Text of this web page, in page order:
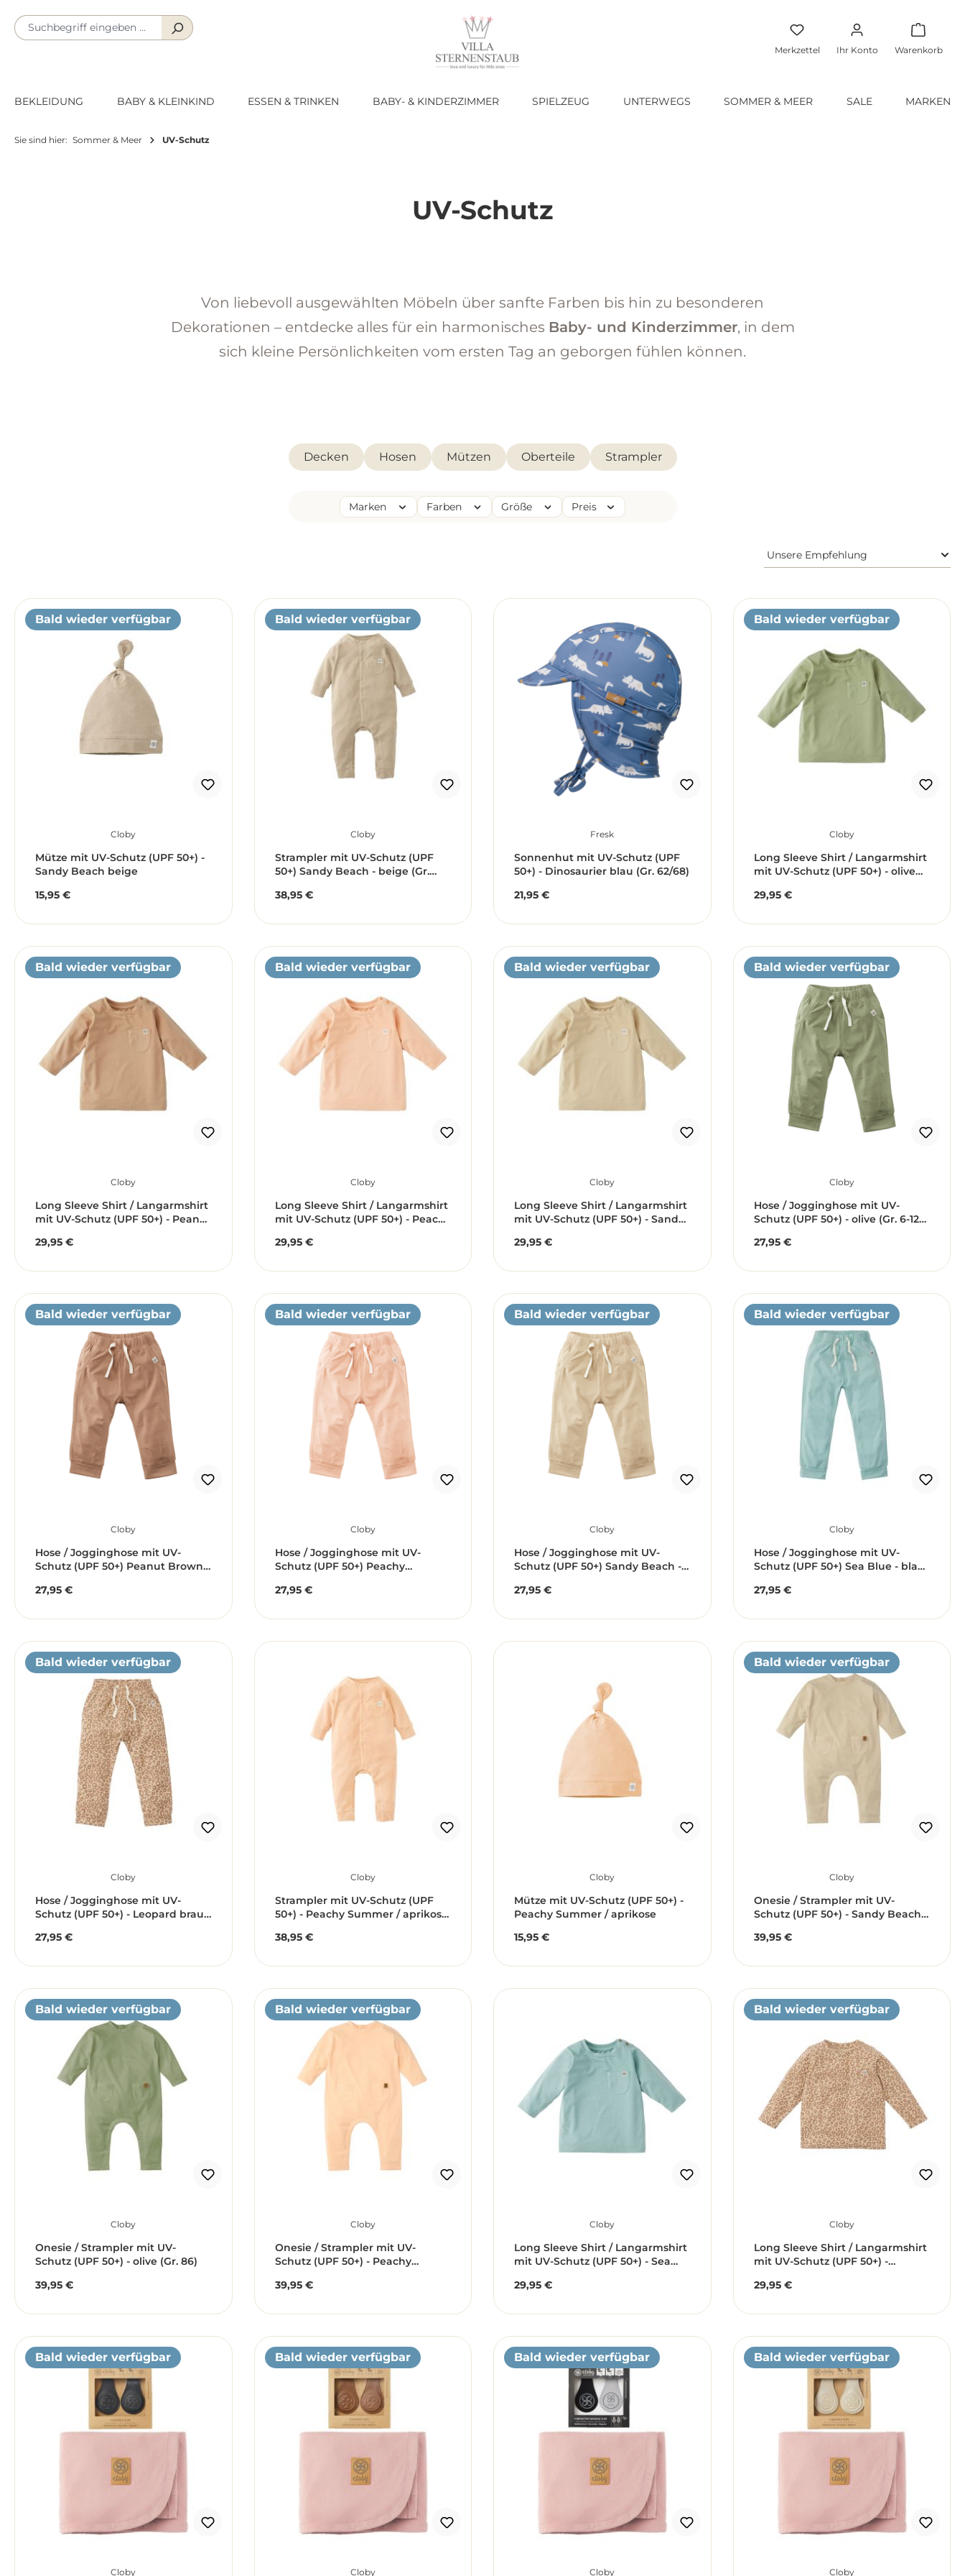
Hauptinhalt springen
Zur Suche springen
Zur Hauptnavigation springen
Merkzettel Ihr Konto Warenkorb
BEKLEIDUNG BABY & KLEINKIND ESSEN & TRINKEN BABY- & KINDERZIMMER SPIELZEUG UNTERWEGS SOMMER & MEER SALE MARKEN
Sie sind hier: Sommer & Meer UV-Schutz
UV-Schutz
Von liebevoll ausgewählten Möbeln über sanfte Farben bis hin zu besonderen
Dekorationen – entdecke alles für ein harmonisches Baby- und Kinderzimmer, in dem
sich kleine Persönlichkeiten vom ersten Tag an geborgen fühlen können.
Decken Hosen Mützen Oberteile Strampler
Marken Farben Größe Preis
Bald wieder verfügbar
Cloby
Mütze mit UV-Schutz (UPF 50+) -
Sandy Beach beige
Regulärer Preis:
15,95 €
Bald wieder verfügbar
Cloby
Strampler mit UV-Schutz (UPF
50+) Sandy Beach - beige (Gr.
Regulärer Preis:
38,95 €
Fresk
Sonnenhut mit UV-Schutz (UPF
50+) - Dinosaurier blau (Gr. 62/68)
Regulärer Preis:
21,95 €
Bald wieder verfügbar
Cloby
Long Sleeve Shirt / Langarmshirt
mit UV-Schutz (UPF 50+) - olive
Regulärer Preis:
29,95 €
Bald wieder verfügbar
Cloby
Long Sleeve Shirt / Langarmshirt
mit UV-Schutz (UPF 50+) - Peanut
Regulärer Preis:
29,95 €
Bald wieder verfügbar
Cloby
Long Sleeve Shirt / Langarmshirt
mit UV-Schutz (UPF 50+) - Peachy
Monate)
Regulärer Preis:
29,95 €
Bald wieder verfügbar
Cloby
Long Sleeve Shirt / Langarmshirt
mit UV-Schutz (UPF 50+) - Sandy
Regulärer Preis:
29,95 €
Bald wieder verfügbar
Cloby
Hose / Jogginghose mit UV-
Schutz (UPF 50+) - olive (Gr. 6-12
Regulärer Preis:
27,95 €
Bald wieder verfügbar
Cloby
Hose / Jogginghose mit UV-
Schutz (UPF 50+) Peanut Brown -
Regulärer Preis:
27,95 €
Bald wieder verfügbar
Cloby
Hose / Jogginghose mit UV-
Schutz (UPF 50+) Peachy
Monate)
Regulärer Preis:
27,95 €
Bald wieder verfügbar
Cloby
Hose / Jogginghose mit UV-
Schutz (UPF 50+) Sandy Beach -
Regulärer Preis:
27,95 €
Bald wieder verfügbar
Cloby
Hose / Jogginghose mit UV-
Schutz (UPF 50+) Sea Blue - blau
Regulärer Preis:
27,95 €
Bald wieder verfügbar
Cloby
Hose / Jogginghose mit UV-
Schutz (UPF 50+) - Leopard braun
Regulärer Preis:
27,95 €
Cloby
Strampler mit UV-Schutz (UPF
50+) - Peachy Summer / aprikose
Regulärer Preis:
38,95 €
Cloby
Mütze mit UV-Schutz (UPF 50+) -
Peachy Summer / aprikose
Regulärer Preis:
15,95 €
Bald wieder verfügbar
Cloby
Onesie / Strampler mit UV-
Schutz (UPF 50+) - Sandy Beach
Regulärer Preis:
39,95 €
Bald wieder verfügbar
Cloby
Onesie / Strampler mit UV-
Schutz (UPF 50+) - olive (Gr. 86)
Regulärer Preis:
39,95 €
Bald wieder verfügbar
Cloby
Onesie / Strampler mit UV-
Schutz (UPF 50+) - Peachy
Regulärer Preis:
39,95 €
Cloby
Long Sleeve Shirt / Langarmshirt
mit UV-Schutz (UPF 50+) - Sea
Regulärer Preis:
29,95 €
Bald wieder verfügbar
Cloby
Long Sleeve Shirt / Langarmshirt
mit UV-Schutz (UPF 50+) -
Regulärer Preis:
29,95 €
Bald wieder verfügbar
Cloby
Bald wieder verfügbar
Cloby
Bald wieder verfügbar
Cloby
Bald wieder verfügbar
Cloby